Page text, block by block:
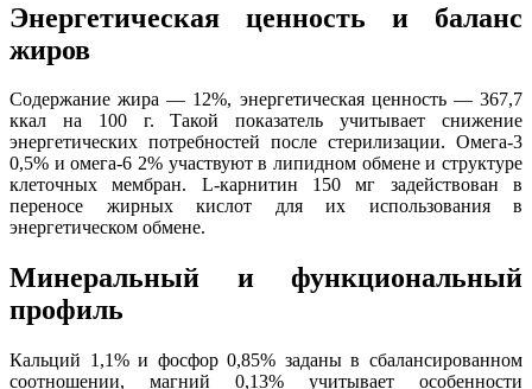
Энергетическая ценность и баланс
жиров
Содержание жира — 12%, энергетическая ценность — 367,7
ккал на 100 г. Такой показатель учитывает снижение
энергетических потребностей после стерилизации. Омега-3
0,5% и омега-6 2% участвуют в липидном обмене и структуре
клеточных мембран. L-карнитин 150 мг задействован в
переносе жирных кислот для их использования в
энергетическом обмене.
Минеральный и функциональный
профиль
Кальций 1,1% и фосфор 0,85% заданы в сбалансированном
соотношении, магний 0,13% учитывает особенности